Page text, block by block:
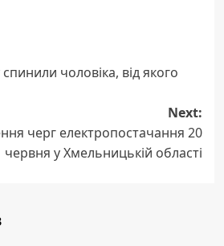
чоловіка, від якого
Next:
черг електропостачання 20
червня у Хмельницькій області